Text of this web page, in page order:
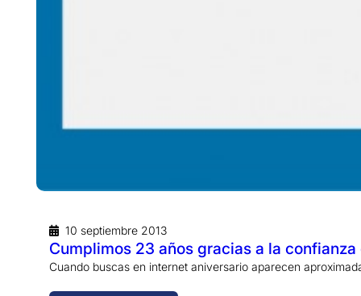
10 septiembre 2013
Cumplimos 23 años gracias a la
Cuando buscas en internet aniversario aparecen